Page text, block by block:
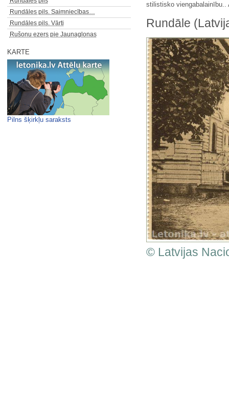
Rundāles pils. Saimniecības…
Rundāles pils. Vārti
Rušonu ezers pie Jaunaglonas
KARTE
Pilns šķirkļu saraksts
stilistisko viengabalainību..
Rundāle
© Latvijas